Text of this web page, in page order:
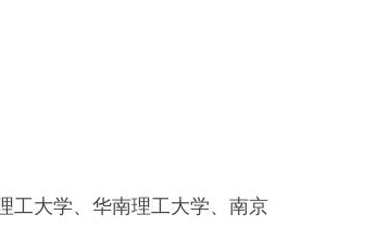
工大学、华南理工大学、南京